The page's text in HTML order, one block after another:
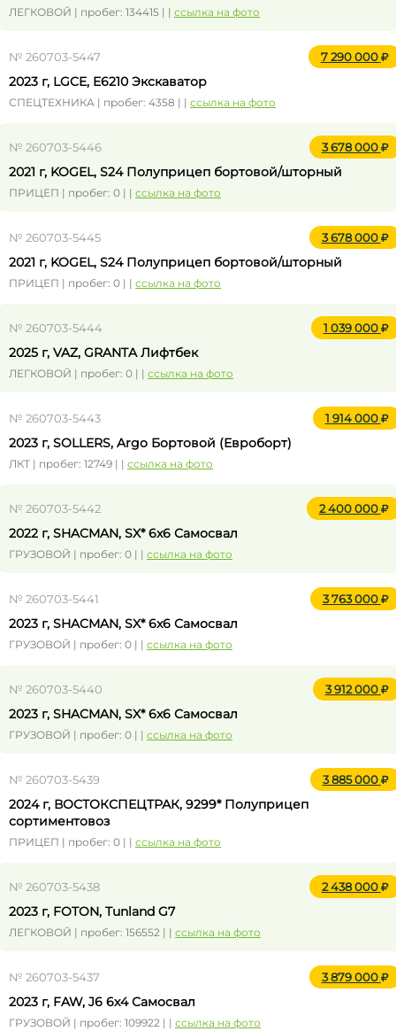
ЛЕГКОВОЙ | пробег: 134415 | | ссылка на фото
№ 260703-5447 7 290 000
2023 г, LGCE, E6210 Экскаватор
СПЕЦТЕХНИКА | пробег: 4358 | | ссылка на фото
№ 260703-5446 3 678 000
2021 г, KOGEL, S24 Полуприцеп бортовой/шторный
ПРИЦЕП | пробег: 0 | | ссылка на фото
№ 260703-5445 3 678 000
2021 г, KOGEL, S24 Полуприцеп бортовой/шторный
ПРИЦЕП | пробег: 0 | | ссылка на фото
№ 260703-5444 1 039 000
2025 г, VAZ, GRANTA Лифтбек
ЛЕГКОВОЙ | пробег: 0 | | ссылка на фото
№ 260703-5443 1 914 000
2023 г, SOLLERS, Argo Бортовой (Евроборт)
ЛКТ | пробег: 12749 | | ссылка на фото
№ 260703-5442 2 400 000
2022 г, SHACMAN, SX* 6x6 Самосвал
ГРУЗОВОЙ | пробег: 0 | | ссылка на фото
№ 260703-5441 3 763 000
2023 г, SHACMAN, SX* 6x6 Самосвал
ГРУЗОВОЙ | пробег: 0 | | ссылка на фото
№ 260703-5440 3 912 000
2023 г, SHACMAN, SX* 6x6 Самосвал
ГРУЗОВОЙ | пробег: 0 | | ссылка на фото
№ 260703-5439 3 885 000
2024 г, ВОСТОКСПЕЦТРАК, 9299* Полуприцеп
сортиментовоз
ПРИЦЕП | пробег: 0 | | ссылка на фото
№ 260703-5438 2 438 000
2023 г, FOTON, Tunland G7
ЛЕГКОВОЙ | пробег: 156552 | | ссылка на фото
№ 260703-5437 3 879 000
2023 г, FAW, J6 6x4 Самосвал
ГРУЗОВОЙ | пробег: 109922 | | ссылка на фото